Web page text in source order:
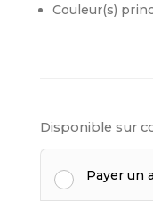
Couleur(s)
Disponible sur
Payer un